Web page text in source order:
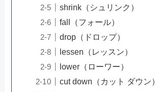
shrink（シュリンク）
fall（フォール）
drop（ドロップ）
lessen（レッスン）
lower（ローワー）
cut down（カット ダウン）